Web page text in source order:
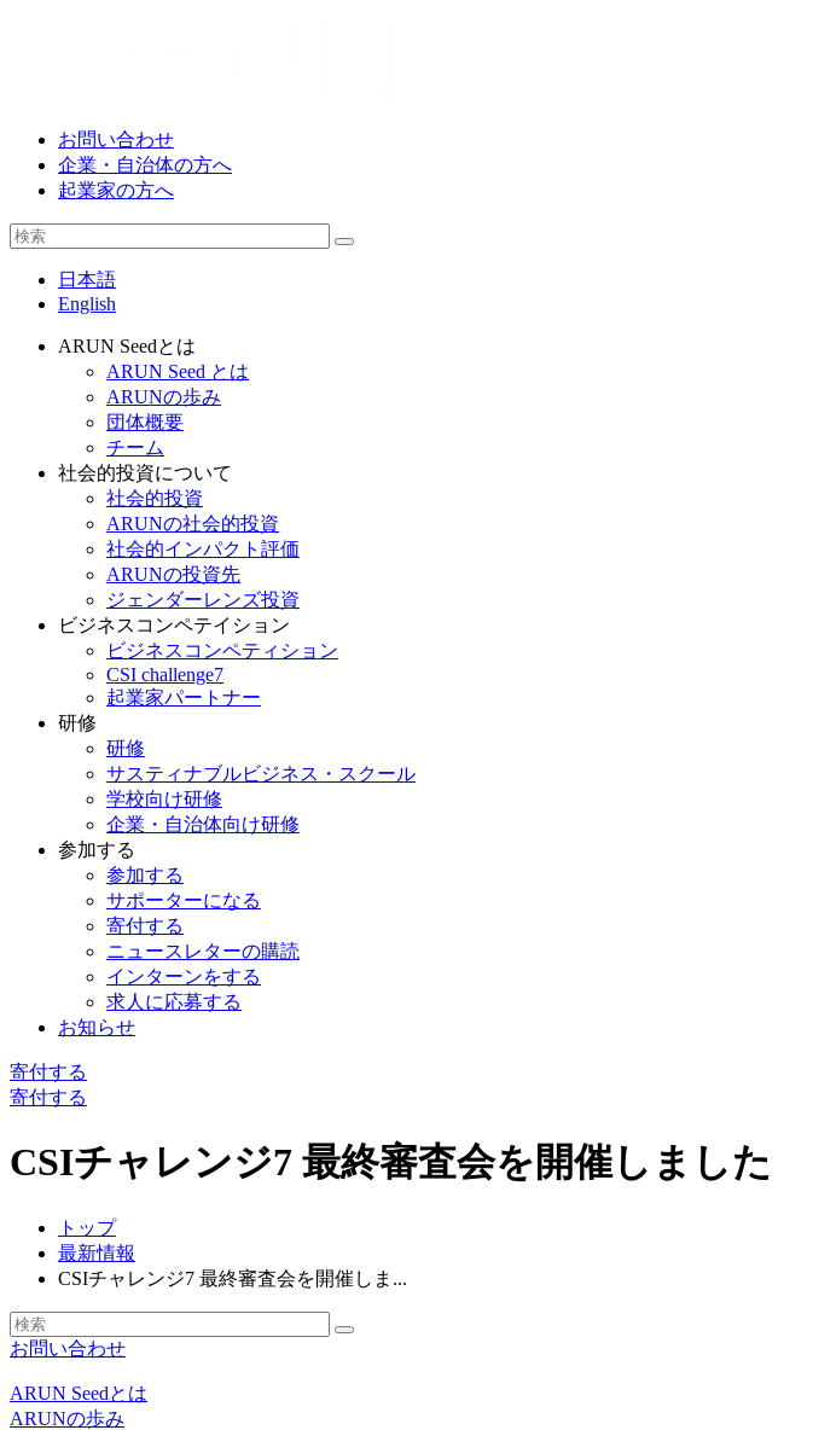
お問い合わせ
企業・自治体の方へ
起業家の方へ
日本語
English
ARUN Seedとは
ARUN Seed とは
ARUNの歩み
団体概要
チーム
社会的投資について
社会的投資
ARUNの社会的投資
社会的インパクト評価
ARUNの投資先
ジェンダーレンズ投資
ビジネスコンペテイション
ビジネスコンペティション
CSI challenge7
起業家パートナー
研修
研修
サスティナブルビジネス・スクール
学校向け研修
企業・自治体向け研修
参加する
参加する
サポーターになる
寄付する
ニュースレターの購読
インターンをする
求人に応募する
お知らせ
寄付する
寄付する
CSIチャレンジ7 最終審査会を開催しました
トップ
最新情報
CSIチャレンジ7 最終審査会を開催しま...
お問い合わせ
ARUN Seedとは
ARUNの歩み